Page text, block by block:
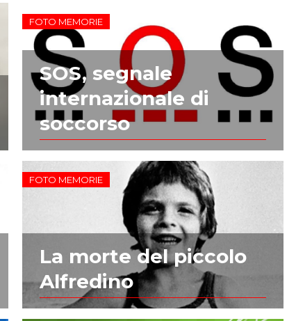
FOTO MEMORIE
SOS, segnale
internazionale di
soccorso
FOTO MEMORIE
La morte del piccolo
Alfredino